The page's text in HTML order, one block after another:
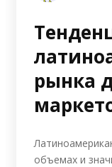
рынка
объемах и